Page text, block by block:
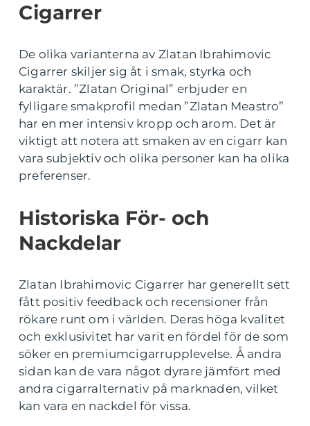
Cigarrer
De olika varianterna av Zlatan Ibrahimovic
Cigarrer skiljer sig åt i smak, styrka och
karaktär. ”Zlatan Original” erbjuder en
fylligare smakprofil medan ”Zlatan Meastro”
har en mer intensiv kropp och arom. Det är
viktigt att notera att smaken av en cigarr kan
vara subjektiv och olika personer kan ha olika
preferenser.
Historiska För- och
Nackdelar
Zlatan Ibrahimovic Cigarrer har generellt sett
fått positiv feedback och recensioner från
rökare runt om i världen. Deras höga kvalitet
och exklusivitet har varit en fördel för de som
söker en premiumcigarrupplevelse. Å andra
sidan kan de vara något dyrare jämfört med
andra cigarralternativ på marknaden, vilket
kan vara en nackdel för vissa.